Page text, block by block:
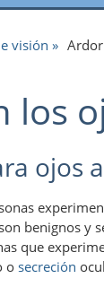
visión
los
ojos
benignos y
que
o secreción